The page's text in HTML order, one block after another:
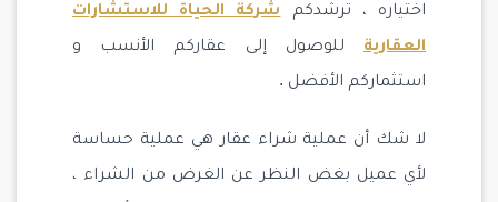
اختياره ، ترشدكمشركة الحياة للاستشارات
العقارية للوصول إلى عقاركم الأنسب و
استثماركم الأفضل .
لا شك أن عملية شراء عقار هي عملية حساسة
لأي عميل بغض النظر عن الغرض من الشراء ،